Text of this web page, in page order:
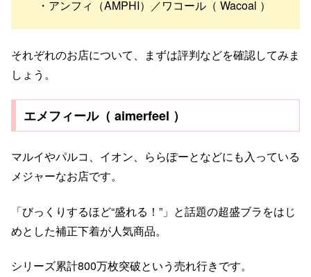
・アンフィ（AMPHI）／ワコール（ Wacoal ）
それぞれのお店について、まずは評判などを確認してみま
しょう。
エメフィール（ aimerfeel ）
マルイやパルコ、イオン、ららぽーとなどにも入っている
メジャーなお店です。
「びっくりするほど“盛れる！”」と話題の超盛ブラをはじ
めとした補正下着が人気商品。
シリーズ累計800万枚突破という売れ行きです。